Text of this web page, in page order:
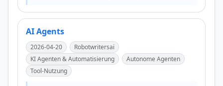
AI Agents
2026-04-20
Robotwritersai
KI Agenten & Automatisierung
Autonome Agenten
Tool-Nutzung